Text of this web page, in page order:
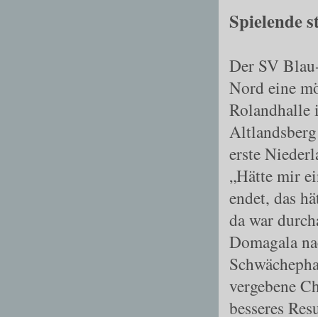
Spielende
Der SV Blau
Nord eine
Rolandhalle
erste
„Hätte mir
endet, das
da war
Domagala
vergebene
besseres